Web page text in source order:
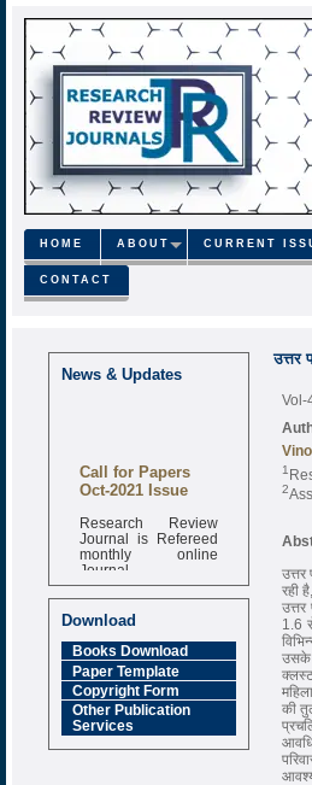
HOME ABOUT CURRENT
CONTACT
News & Updates
Call for Papers
Oct-2021 Issue
Research Review
Journal is Refereed
monthly online
Journal
Impact Factor
6.377 [SJIF]
Download
Books Download
Paper Template
Copyright Form
Other Publication
Services
उत्तर
Vol-
1
2
रही
1.6
उसके
की